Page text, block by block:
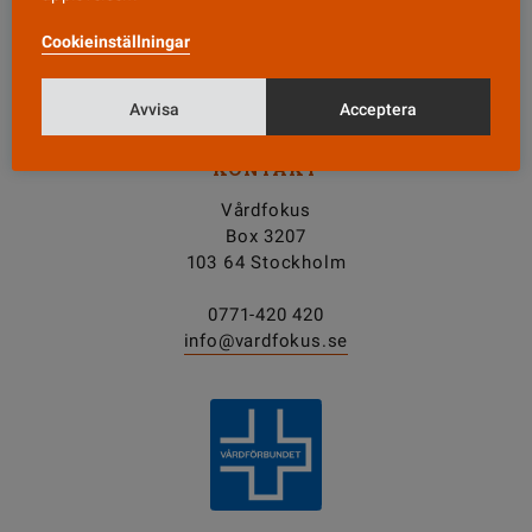
KONTAKT
Vårdfokus
Box 3207
103 64 Stockholm
0771-420 420
info@vardfokus.se
Cookieinställningar
Avvisa Acceptera